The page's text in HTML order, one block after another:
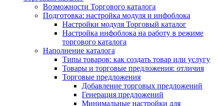
Возможности Торгового каталога
Подготовка: настройка модуля и инфоблока
Настройки модуля Торговый каталог
Настройка инфоблока на работу в режиме
торгового каталога
Наполнение каталога
Типы товаров: как создать товар или услугу
Товары и торговые предложения: отличия
Торговые предложения
Добавление торговых предложений
Генерация предложений
Минимальные настройки для